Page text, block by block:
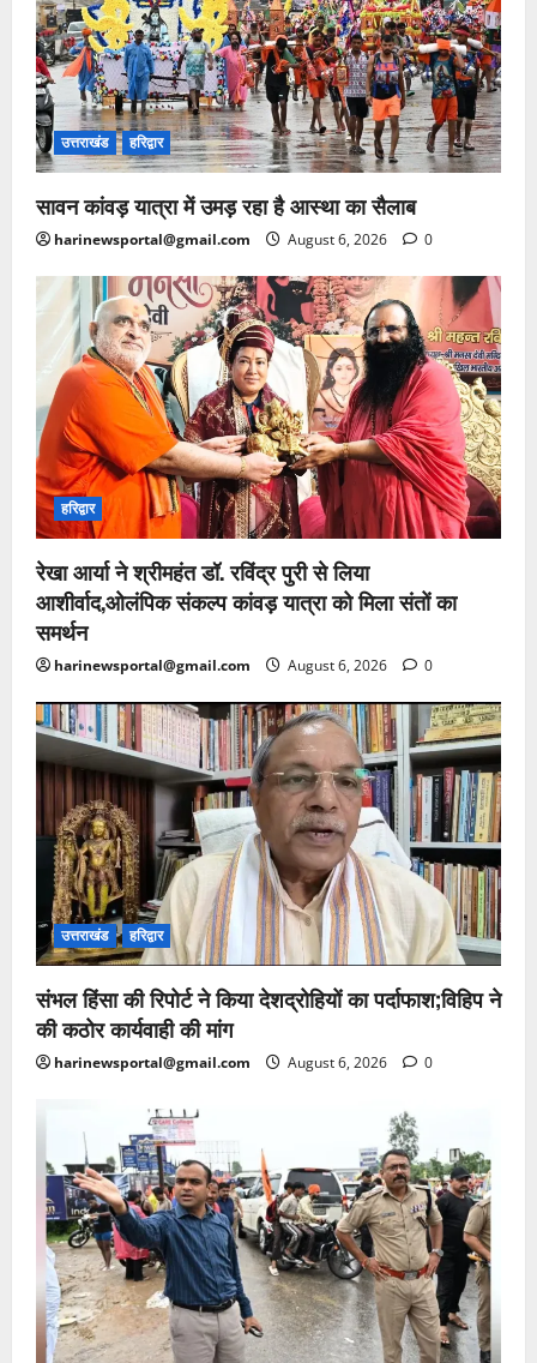
उत्तराखंड हरिद्वार
सावन कांवड़ यात्रा में उमड़ रहा है आस्था का सैलाब
harinewsportal@gmail.com August 6, 2026 0
हरिद्वार
रेखा आर्या ने श्रीमहंत डॉ. रविंद्र पुरी से लिया
आशीर्वाद,ओलंपिक संकल्प कांवड़ यात्रा को मिला संतों का
समर्थन
harinewsportal@gmail.com August 6, 2026 0
उत्तराखंड हरिद्वार
संभल हिंसा की रिपोर्ट ने किया देशद्रोहियों का पर्दाफाश;विहिप ने
की कठोर कार्यवाही की मांग
harinewsportal@gmail.com August 6, 2026 0